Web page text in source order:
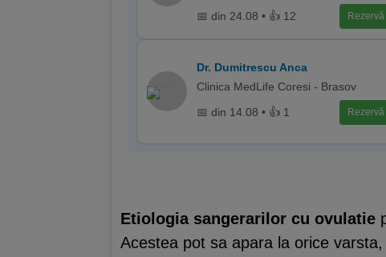
📅 din 24.08 • 👍 12 Rezervă
Dr. Dumitrescu Anca
Clinica MedLife Coresi - Brasov
📅 din 14.08 • 👍 1 Rezervă
Etiologia sangerarilor cu ovulatie
Acestea pot sa apara la orice